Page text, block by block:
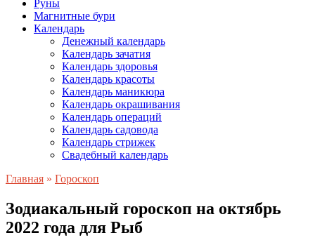
Руны
Магнитные бури
Календарь
Денежный календарь
Календарь зачатия
Календарь здоровья
Календарь красоты
Календарь маникюра
Календарь окрашивания
Календарь операций
Календарь садовода
Календарь стрижек
Свадебный календарь
Главная » Гороскоп
Зодиакальный гороскоп на октябрь
2022 года для Рыб